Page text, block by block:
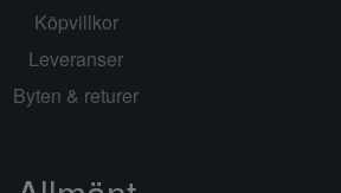
Köpvillkor
Leveranser
Byten & returer